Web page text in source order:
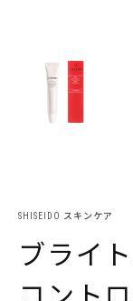
SHISEIDO スキンケア
ブライ